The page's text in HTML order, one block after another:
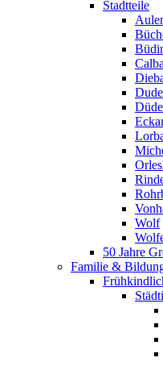
Stadtteile
Wolf
50 Jahre
Familie &